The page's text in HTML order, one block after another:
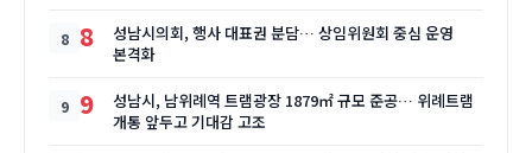
8
성남시의회, 행사 대표권 분담… 상임위원회 중심 운영
본격화
9
성남시, 남위례역 트램광장 1879㎡ 규모 준공… 위례트램
개통 앞두고 기대감 고조